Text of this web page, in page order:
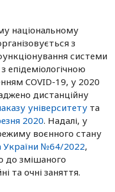
національному
з
системи
епідеміологічною
COVID-19, у 2020
дистанційну
університету та
2020. Надалі, у
воєнного стану
України №64/2022,
до змішаного
та очні заняття.